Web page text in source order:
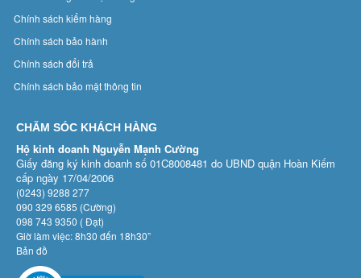
Chính sách kiểm hàng
Chính sách bảo hành
Chính sách đổi trả
Chính sách bảo mật thông tin
CHĂM SÓC KHÁCH HÀNG
Hộ kinh doanh Nguyễn Mạnh Cường
Giấy đăng ký kinh doanh số 01C8008481 do UBND quận Hoàn Kiếm
cấp ngày 17/04/2006
(0243) 9288 277
090 329 6585 (Cường)
098 743 9350 ( Đạt)
Giờ làm việc: 8h30 đến 18h30”
Bản đồ